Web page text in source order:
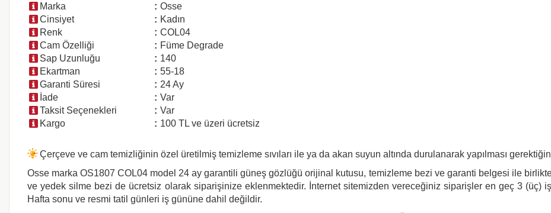
Marka
: Osse
Cinsiyet
: Kadın
Renk
: COL04
Cam Özelliği
: Füme Degrade
Sap Uzunluğu
: 140
Ekartman
: 55-18
Garanti Süresi
: 24 Ay
İade
: Var
Taksit Seçenekleri
: Var
Kargo
: 100 TL ve üzeri ücretsiz
Çerçeve ve cam temizliğinin özel üretilmiş temizleme sıvıları ile ya da akan suyun altında durulanarak yapılması
Osse markaOS1807 COL04 model 24 ay garantili güneş gözlüğü orijinal kutusu, temizleme bezi ve garanti belgesi ile
ve yedek silme bezi de ücretsiz olarak siparişinize eklenmektedir. İnternet sitemizden vereceğiniz siparişler en geç 3 (üç)
Hafta sonu ve resmi tatil günleri iş gününe dahil değildir.